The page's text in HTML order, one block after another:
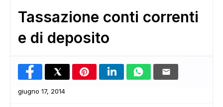
Tassazione conti correnti
e di deposito
giugno 17, 2014